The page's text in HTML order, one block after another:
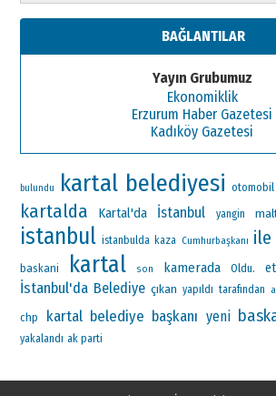
BAĞLANTILAR
Yayın Grubumuz
Ekonomiklik
Erzurum Haber Gazetesi
Kadıköy Gazetesi
bulundu kartal belediyesi otomobil
kartalda Kartal'da İstanbul yangin
istanbul istanbulda kaza Cumhurbaşkanı ile
baskani kartal son kamerada Oldu.
İstanbul'da Belediye çıkan yapıldı tarafından
chp kartal belediye başkanı yeni
yakalandı ak parti